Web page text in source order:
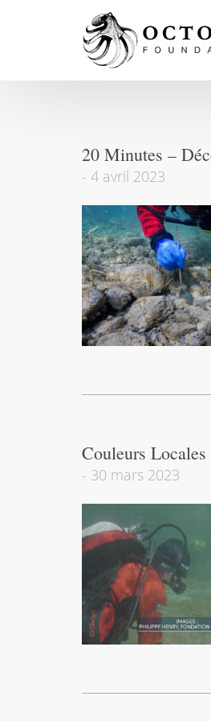
20 Minutes –
- 4 avril 2023
Couleurs
- 30 mars 2023